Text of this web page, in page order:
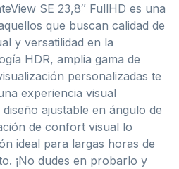
SE 23,8″ FullHD es una
que buscan calidad de
y versatilidad en la
HDR, amplia gama de
personalizadas te
experiencia visual
ajustable en ángulo de
de confort visual lo
ideal para largas horas de
¡No dudes en probarlo y